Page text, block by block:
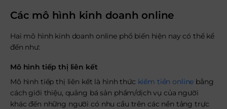
Các mô hình kinh doanh online
Hai mô hình kinh doanh online phổ biến hiện nay có thể kể
đến như:
Mô hình tiếp thị liên kết
Mô hình tiếp thị liên kết là hình thức kiếm tiền online bằng
cách giới thiệu, quảng bá sản phẩm/dịch vụ của người
khác đến những người có nhu cầu trên các nền tảng trực